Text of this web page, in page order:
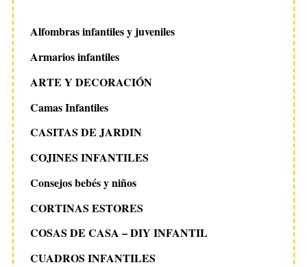
Alfombras infantiles y juveniles
Armarios infantiles
ARTE Y DECORACIÓN
Camas Infantiles
CASITAS DE JARDIN
COJINES INFANTILES
Consejos bebés y niños
CORTINAS ESTORES
COSAS DE CASA – DIY INFANTIL
CUADROS INFANTILES